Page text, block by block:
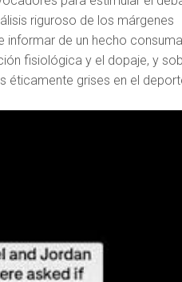
riguroso de los márgenes
informar de un hecho
fisiológica y el dopaje, y
éticamente grises en el